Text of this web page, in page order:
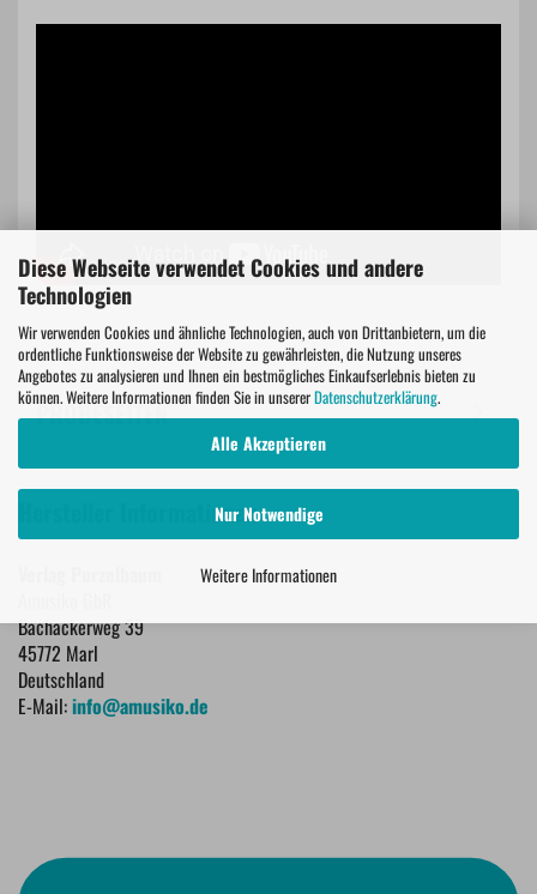
Diese Webseite verwendet Cookies und andere
Technologien
Wir verwenden Cookies und ähnliche Technologien, auch von Drittanbietern, um die
ordentliche Funktionsweise der Website zu gewährleisten, die Nutzung unseres
Angebotes zu analysieren und Ihnen ein bestmögliches Einkaufserlebnis bieten zu
können. Weitere Informationen finden Sie in unsererDatenschutzerklärung.
Alle Akzeptieren
Nur Notwendige
Weitere Informationen
PROBESEITEN
Hersteller Informationen
Bachackerweg 39
45772 Marl
Deutschland
E-Mail:info@amusiko.de